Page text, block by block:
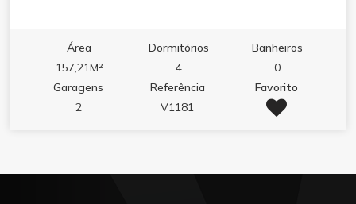
Área
157,21M²
Dormitórios
4
Banheiros
0
Garagens
2
Referência
V1181
Favorito